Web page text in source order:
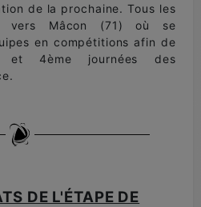
de la prochaine. Tous les
vers Mâcon (71) où se
en compétitions afin de
et 4ème journées des
DE L'ÉTAPE DE